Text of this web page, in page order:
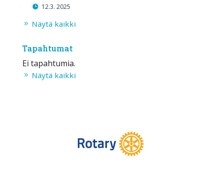
12.3. 2025
Näytä kaikki
Tapahtumat
Ei tapahtumia.
Näytä kaikki